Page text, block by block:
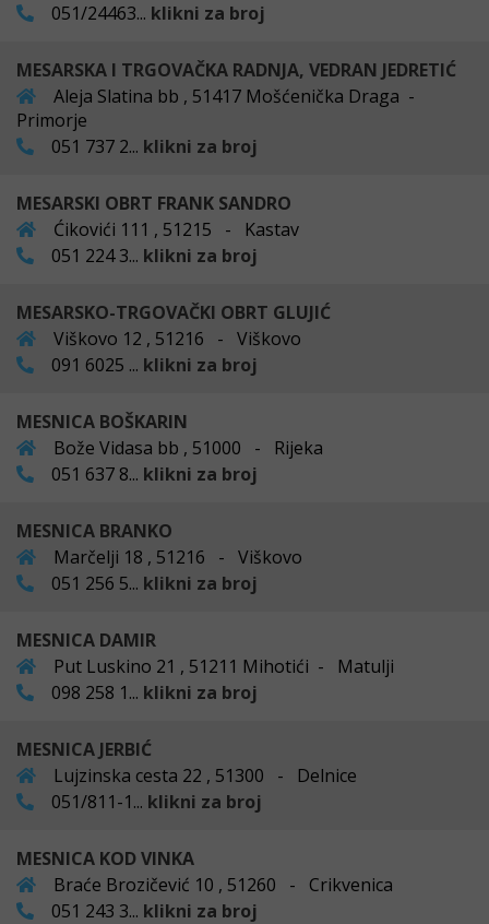
051/24463... klikni za broj
MESARSKA I TRGOVAČKA RADNJA, VEDRAN JEDRETIĆ
Aleja Slatina bb , 51417 Mošćenička Draga -
Primorje
051 737 2... klikni za broj
MESARSKI OBRT FRANK SANDRO
Ćikovići 111 , 51215 - Kastav
051 224 3... klikni za broj
MESARSKO-TRGOVAČKI OBRT GLUJIĆ
Viškovo 12 , 51216 - Viškovo
091 6025 ... klikni za broj
MESNICA BOŠKARIN
Bože Vidasa bb , 51000 - Rijeka
051 637 8... klikni za broj
MESNICA BRANKO
Marčelji 18 , 51216 - Viškovo
051 256 5... klikni za broj
MESNICA DAMIR
Put Luskino 21 , 51211 Mihotići - Matulji
098 258 1... klikni za broj
MESNICA JERBIĆ
Lujzinska cesta 22 , 51300 - Delnice
051/811-1... klikni za broj
MESNICA KOD VINKA
Braće Brozičević 10 , 51260 - Crikvenica
051 243 3... klikni za broj